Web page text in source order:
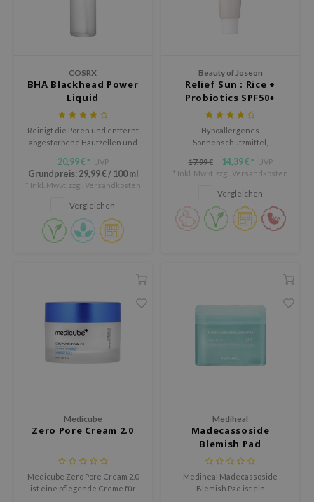
Republic
COSRX
BHA Blackhead Power
Liquid
Reinigt die Poren und entfernt
abgestorbene Hautzellen und
20,99 € * UVP
Grundpreis: 29,99 €/ 100 ml
* Inkl. MwSt. zzgl. Versandkosten
Vergleichen
Beauty of Joseon
Relief Sun : Rice +
Probiotics SPF50+
PA++++
Hypoallergenes
Sonnenschutzmittel,
Extrakt und grünem Tee
17,99 € 14,39 € * UVP
* Inkl. MwSt. zzgl. Versandkosten
Vergleichen
Medicube
Zero Pore Cream 2.0
Medicube Zero Pore Cream 2.0
ist eine pflegende Creme für
Mediheal
Madecassoside
Blemish Pad
Mediheal Madecassoside
Blemish Pad ist ein